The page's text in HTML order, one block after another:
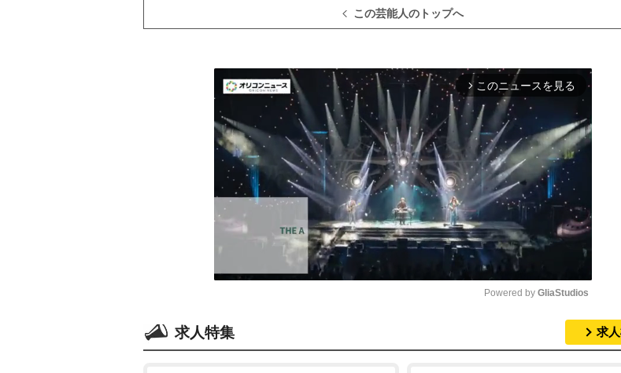
この芸能人のトップへ
arrow_forward_ios このニュースを見る
Powered by GliaStudios
求人特集 求